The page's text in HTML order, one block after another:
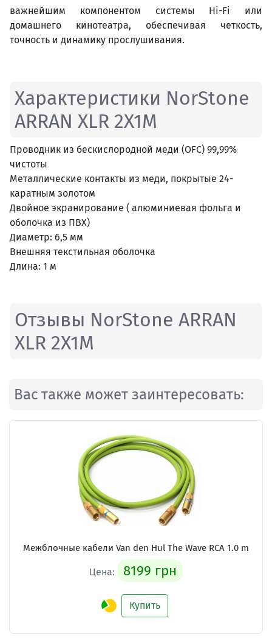
важнейшим компонентом системы Hi-Fi или
домашнего кинотеатра, обеспечивая четкость,
точность и динамику прослушивания.
Характеристики NorStone
ARRAN XLR 2X1M
Проводник из бескислородной меди (OFC) 99,99%
чистоты
Металлические контакты из меди, покрытые 24-
каратным золотом
Двойное экранирование ( алюминиевая фольга и
оболочка из ПВХ)
Диаметр: 6,5 мм
Внешняя текстильная оболочка
Длина: 1 м
Отзывы NorStone ARRAN
XLR 2X1M
Вас также может заинтересовать:
Межблочные кабели Van den Hul The Wave RCA 1.0 m
Цена: 8199 грн
Купить